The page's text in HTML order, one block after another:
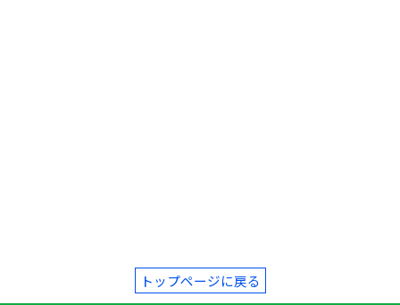
トップページに戻る